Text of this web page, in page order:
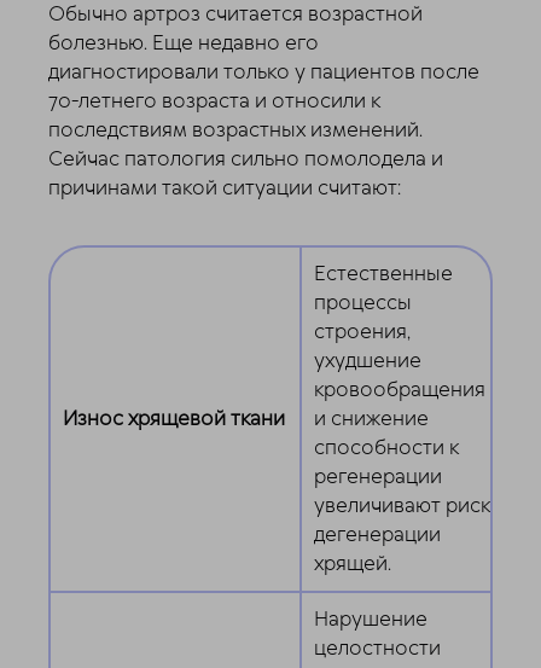
Обычно артроз считается возрастной
болезнью. Еще недавно его
диагностировали только у пациентов после
70-летнего возраста и относили к
последствиям возрастных изменений.
Сейчас патология сильно помолодела и
причинами такой ситуации считают:
Износ хрящевой ткани
Естественные
процессы
строения,
ухудшение
кровообращения
и снижение
способности к
регенерации
увеличивают риск
дегенерации
хрящей.
Нарушение
целостности